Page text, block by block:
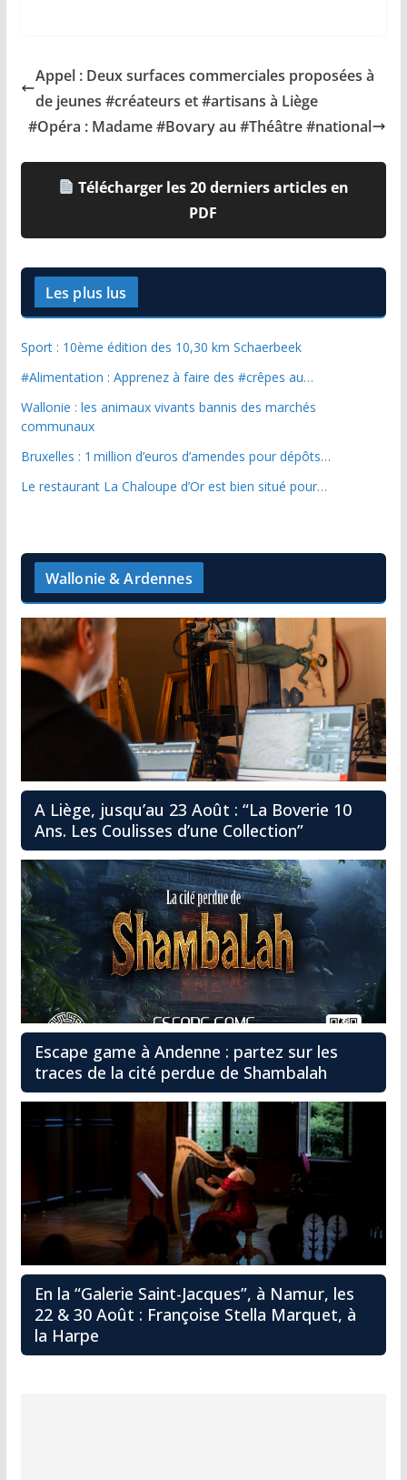
Appel : Deux surfaces commerciales proposées à
de jeunes #créateurs et #artisans à Liège
#Opéra : Madame #Bovary au #Théâtre #national
Télécharger les 20 derniers articles en
PDF
Les plus lus
Sport : 10ème édition des 10,30 km Schaerbeek
#Alimentation : Apprenez à faire des #crêpes au…
Wallonie : les animaux vivants bannis des marchés
communaux
Bruxelles : 1 million d’euros d’amendes pour dépôts…
Le restaurant La Chaloupe d’Or est bien situé pour…
Wallonie & Ardennes
A Liège, jusqu’au 23 Août : “La Boverie 10
Ans. Les Coulisses d’une Collection”
Escape game à Andenne : partez sur les
traces de la cité perdue de Shambalah
En la “Galerie Saint-Jacques”, à Namur, les
22 & 30 Août : Françoise Stella Marquet, à
la Harpe